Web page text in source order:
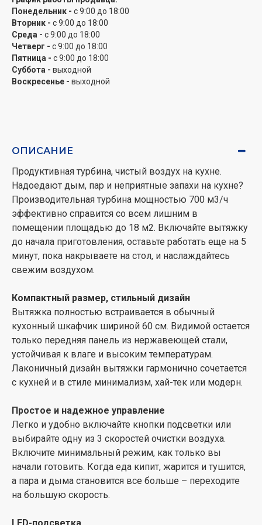
приготовлением. Она добавляет уюта, пока вы
готовите семейный завтрак или романтический ужин.
Создавайте теплую и приятную атмосферу в кухне!
Пятислойный алюминиевый фильтр
Надежный 5-слойный алюминиевый фильтр
Режим на выбор – отвод или рециркуляция
Обычно вытяжка подсоединяется к вентиляционной
шахте квартиры или дома. Но что делать, если
присоединение усложнено или шахта вообще
отсутствует? Воспользуйтесь режимом
рециркуляции! Он справится с очищением воздуха
без отвода его наружу. Для этого оборудуйте
вытяжку двумя угольными фильтрами ELEYUS FW–
5 лет гарантии
Компания ELEYUS уверена в качестве и надежности
встроенной кухонной техники, поэтому обеспечивает
5 лет полной гарантии производителя и обеспечивает
широкую и доступную сеть сервисных центров в
каждом регионе Украины.
Понедельник - с 9:00 до 18:00
Вторник - с 9:00 до 18:00
Среда - с 9:00 до 18:00
Четверг - с 9:00 до 18:00
Пятница - с 9:00 до 18:00
Суббота - выходной
Воскресенье - выходной
ОПИСАНИЕ
Продуктивная турбина, чистый воздух на кухне.
Надоедают дым, пар и неприятные запахи на кухне?
Производительная турбина мощностью 700 м3/ч
эффективно справится со всем лишним в
помещении площадью до 18 м2. Включайте вытяжку
до начала приготовления, оставьте работать еще на 5
минут, пока накрываете на стол, и наслаждайтесь
свежим воздухом.
Компактный размер, стильный дизайн
Вытяжка полностью встраивается в обычный
кухонный шкафчик шириной 60 см. Видимой остается
только передняя панель из нержавеющей стали,
устойчивая к влаге и высоким температурам.
Лаконичный дизайн вытяжки гармонично сочетается
с кухней и в стиле минимализм, хай-тек или модерн.
Простое и надежное управление
Легко и удобно включайте кнопки подсветки или
выбирайте одну из 3 скоростей очистки воздуха.
Включите минимальный режим, как только вы
начали готовить. Когда еда кипит, жарится и тушится,
а пара и дыма становится все больше – переходите
на большую скорость.